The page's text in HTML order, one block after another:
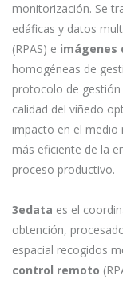
monitorización. Se
edáficas y datos
(RPAS) e imágenes
homogéneas de
protocolo de
calidad del viñedo
impacto en el medio
más eficiente de la
proceso productivo.
3edata es el
obtención,
espacial recogidos
control remoto